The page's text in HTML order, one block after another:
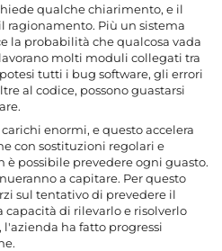
qualche chiarimento, e il
ragionamento. Più un sistema
la probabilità che qualcosa vada
molti moduli collegati tra
tutti i bug software, gli errori
al codice, possono guastarsi
enormi, e questo accelera
con sostituzioni regolari e
possibile prevedere ogni guasto.
a capitare. Per questo
sul tentativo di prevedere il
capacità di rilevarlo e risolverlo
l'azienda ha fatto progressi